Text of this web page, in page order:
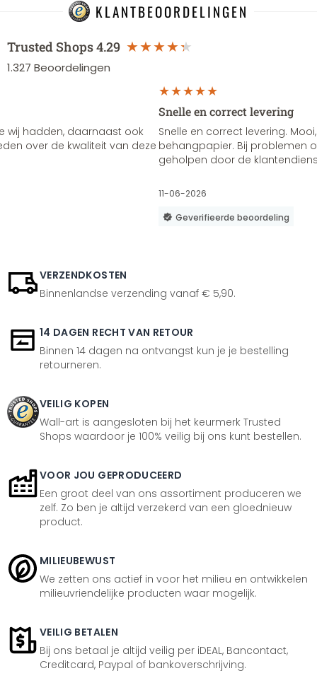
KLANTBEOORDELINGEN
Trusted Shops4.29
1.327 Beoordelingen
wij hadden, daarnaast ook
over de kwaliteit van deze
Snelle en correct levering
Snelle en correct levering.
behangpapier. Bij problemen
geholpen door de
11-06-2026
Geverifieerde beoordeling
VERZENDKOSTEN
Binnenlandse verzending vanaf € 5,90.
14 DAGEN RECHT VAN RETOUR
Binnen 14 dagen na ontvangst kun je je bestelling
retourneren.
VEILIG KOPEN
Wall-art is aangesloten bij het keurmerk Trusted
Shops waardoor je 100% veilig bij ons kunt bestellen.
VOOR JOU GEPRODUCEERD
Een groot deel van ons assortiment produceren we
zelf. Zo ben je altijd verzekerd van een gloednieuw
product.
MILIEUBEWUST
We zetten ons actief in voor het milieu en ontwikkelen
milieuvriendelijke producten waar mogelijk.
VEILIG BETALEN
Bij ons betaal je altijd veilig per iDEAL, Bancontact,
Creditcard, Paypal of bankoverschrijving.